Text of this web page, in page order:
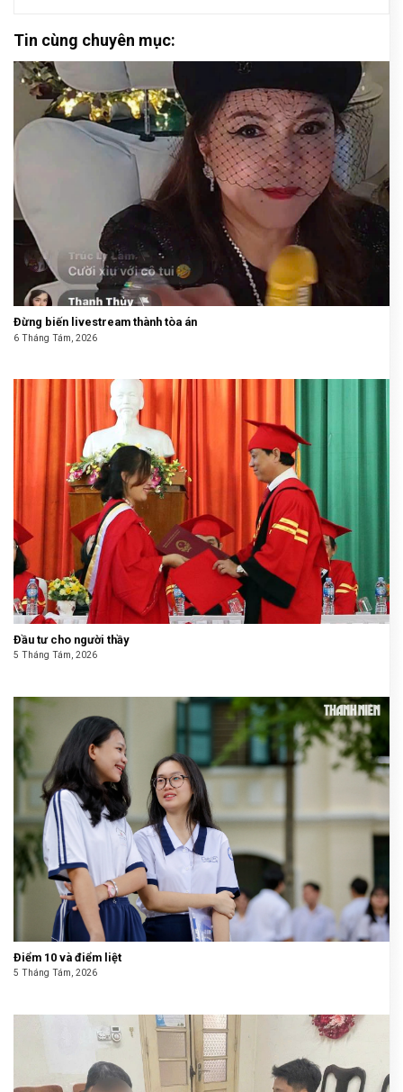
Tin cùng chuyên mục:
Đừng biến livestream thành tòa án
6 Tháng Tám, 2026
Đầu tư cho người thầy
5 Tháng Tám, 2026
Điểm 10 và điểm liệt
5 Tháng Tám, 2026